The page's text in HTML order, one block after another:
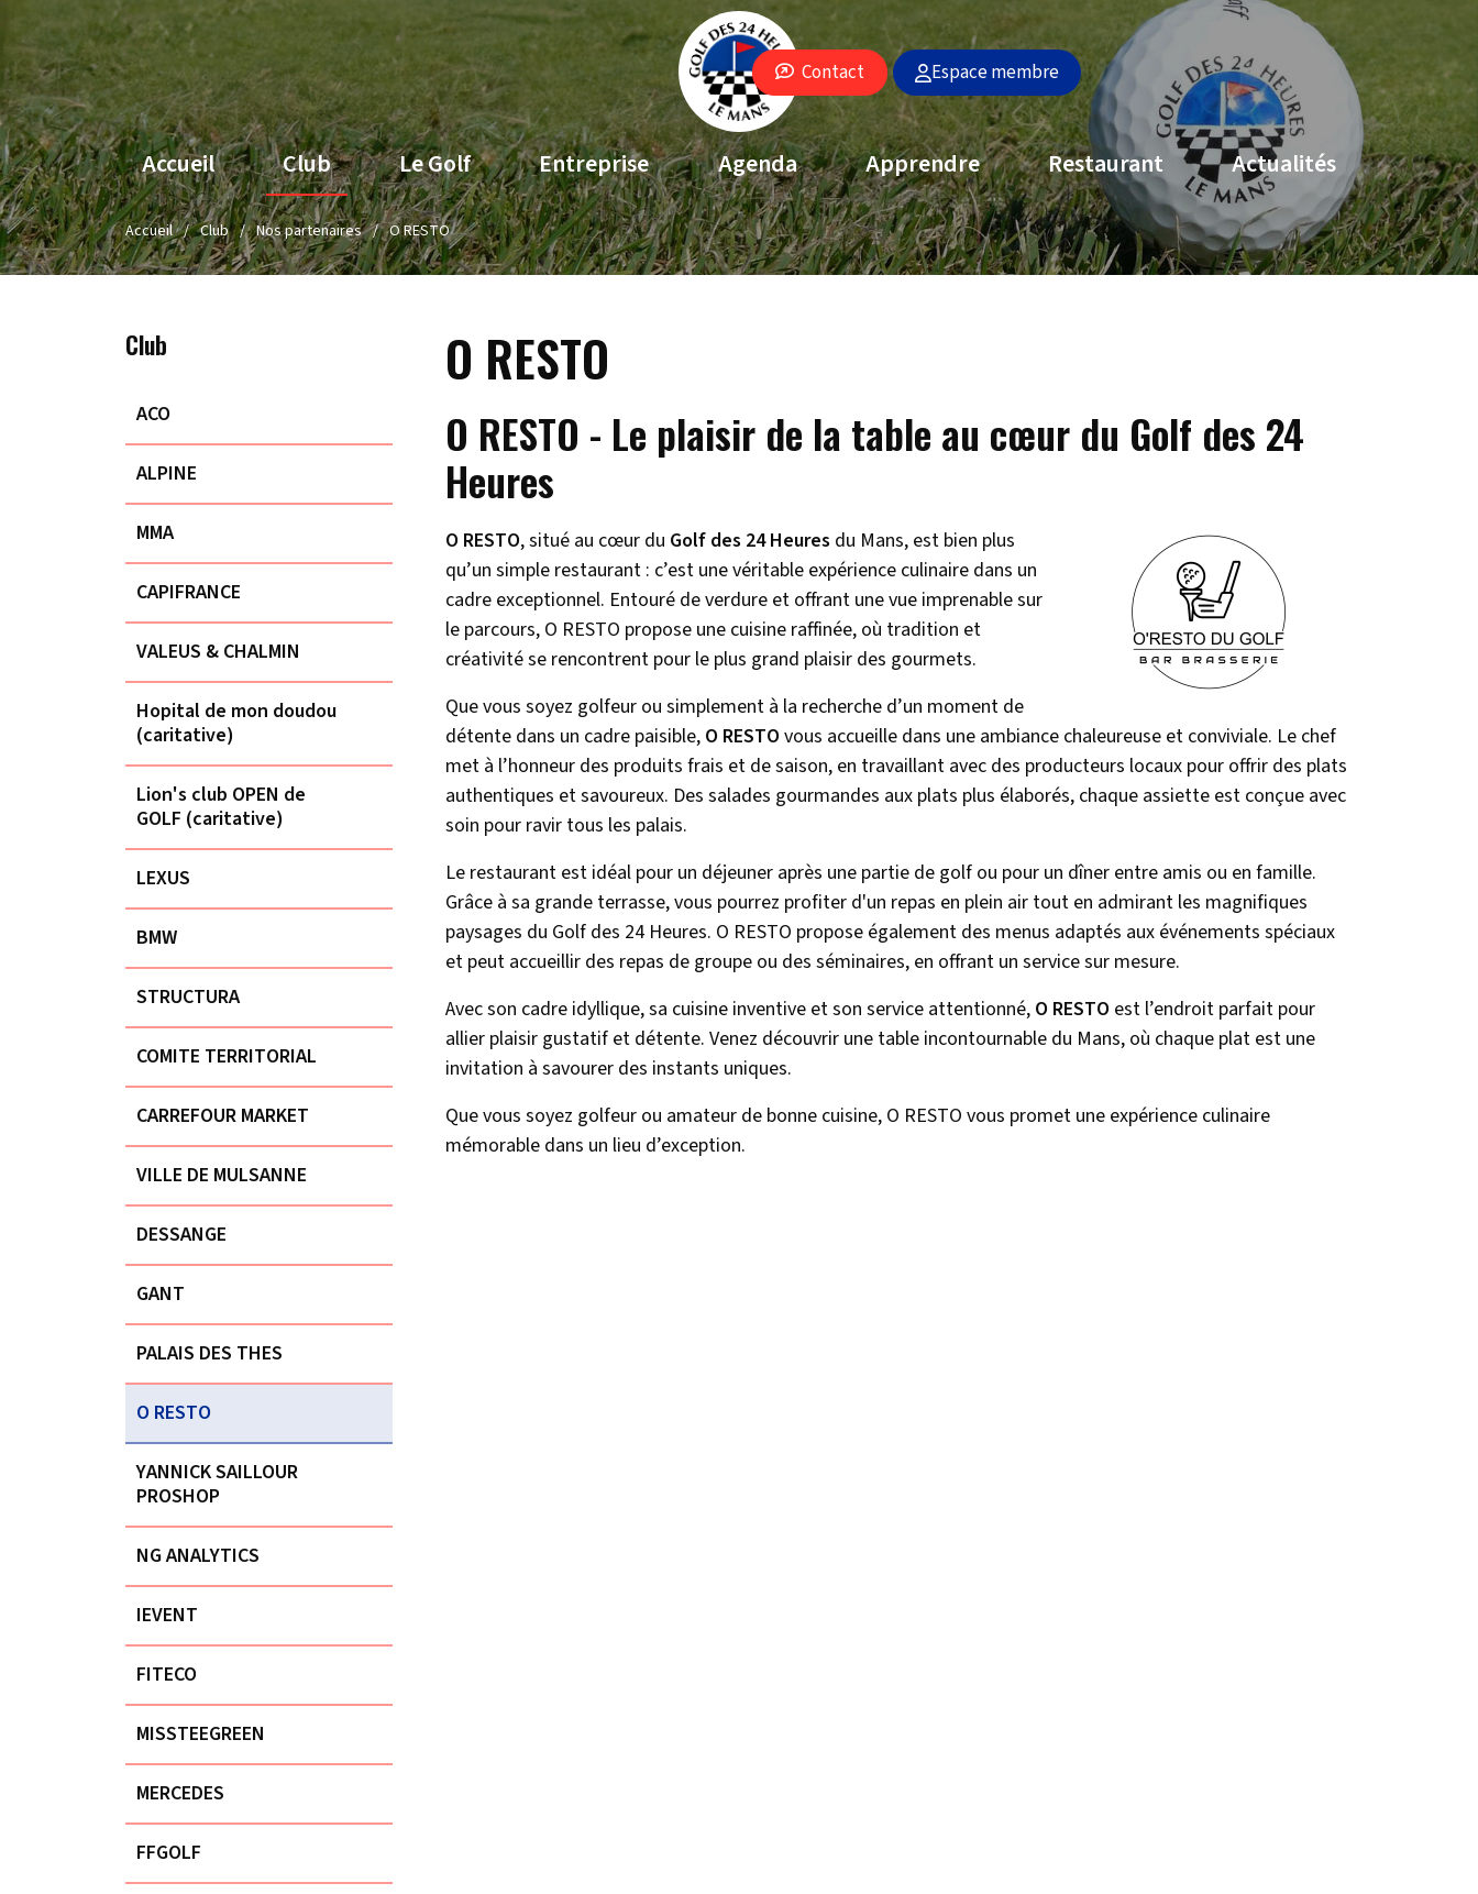
Contact Espace membre
Accueil Club Le Golf Entreprise Agenda Apprendre Restaurant Actualités
Accueil Club Nos partenaires O RESTO
O RESTO
O RESTO - Le plaisir de la table au cœur du Golf des 24
Heures
O RESTO, situé au cœur du Golf des 24 Heures du Mans, est bien plus
qu’un simple restaurant : c’est une véritable expérience culinaire dans un
cadre exceptionnel. Entouré de verdure et offrant une vue imprenable sur
le parcours, O RESTO propose une cuisine raffinée, où tradition et
créativité se rencontrent pour le plus grand plaisir des gourmets.
Que vous soyez golfeur ou simplement à la recherche d’un moment de
détente dans un cadre paisible, O RESTO vous accueille dans une ambiance chaleureuse et conviviale. Le chef
met à l’honneur des produits frais et de saison, en travaillant avec des producteurs locaux pour offrir des plats
authentiques et savoureux. Des salades gourmandes aux plats plus élaborés, chaque assiette est conçue avec
soin pour ravir tous les palais.
Le restaurant est idéal pour un déjeuner après une partie de golf ou pour un dîner entre amis ou en famille.
Grâce à sa grande terrasse, vous pourrez profiter d'un repas en plein air tout en admirant les magnifiques
paysages du Golf des 24 Heures. O RESTO propose également des menus adaptés aux événements spéciaux
et peut accueillir des repas de groupe ou des séminaires, en offrant un service sur mesure.
Avec son cadre idyllique, sa cuisine inventive et son service attentionné, O RESTO est l’endroit parfait pour
allier plaisir gustatif et détente. Venez découvrir une table incontournable du Mans, où chaque plat est une
invitation à savourer des instants uniques.
Que vous soyez golfeur ou amateur de bonne cuisine, O RESTO vous promet une expérience culinaire
mémorable dans un lieu d’exception.
Club
ACO
ALPINE
MMA
CAPIFRANCE
VALEUS & CHALMIN
Hopital de mon doudou
(caritative)
Lion's club OPEN de
GOLF (caritative)
LEXUS
BMW
STRUCTURA
COMITE TERRITORIAL
CARREFOUR MARKET
VILLE DE MULSANNE
DESSANGE
GANT
PALAIS DES THES
O RESTO
YANNICK SAILLOUR
PROSHOP
NG ANALYTICS
IEVENT
FITECO
MISSTEEGREEN
MERCEDES
FFGOLF